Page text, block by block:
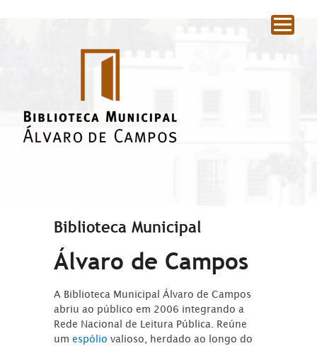
Biblioteca Municipal
Álvaro de Campos
A Biblioteca Municipal Álvaro de Campos
abriu ao público em 2006 integrando a
Rede Nacional de Leitura Pública. Reúne
umespóliovalioso, herdado ao longo do